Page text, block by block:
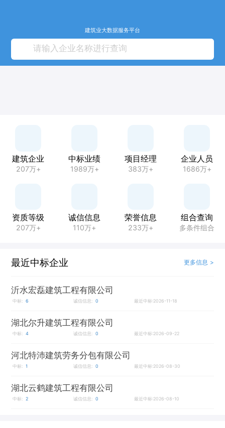
建筑业大数据服务平台
建筑企业
207万+
中标业绩
1989万+
项目经理
383万+
企业人员
1686万+
资质等级
207万+
诚信信息
110万+
荣誉信息
233万+
组合查询
多条件组合
最近中标企业 更多信息 >
沂水宏磊建筑工程有限公司
中标: 6 诚信信息: 0 最近中标:2026-11-18
湖北尔升建筑工程有限公司
中标: 4 诚信信息: 0 最近中标:2026-09-22
河北特沛建筑劳务分包有限公司
中标: 1 诚信信息: 0 最近中标:2026-08-30
湖北云鹤建筑工程有限公司
中标: 2 诚信信息: 0 最近中标:2026-08-10